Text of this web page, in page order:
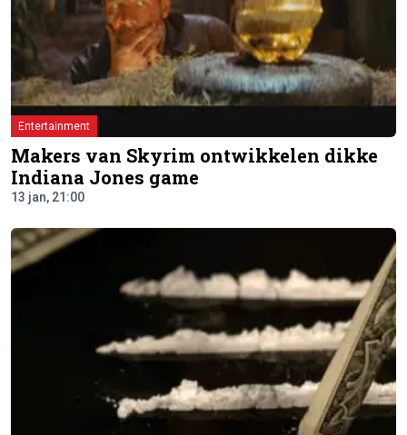
Entertainment
Makers van Skyrim ontwikkelen dikke
Indiana Jones game
13 jan, 21:00